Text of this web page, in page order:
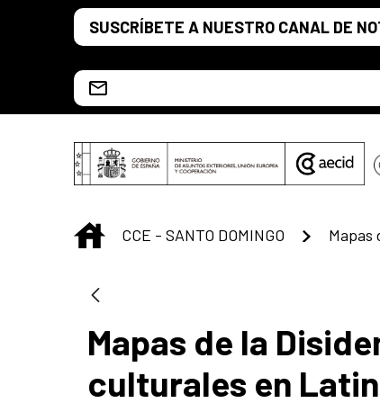
Saut au contenu principal
SUSCRÍBETE A NUESTRO CANAL DE
INICIO
CCE - SANTO DOMINGO
Mapas de la
culturales en